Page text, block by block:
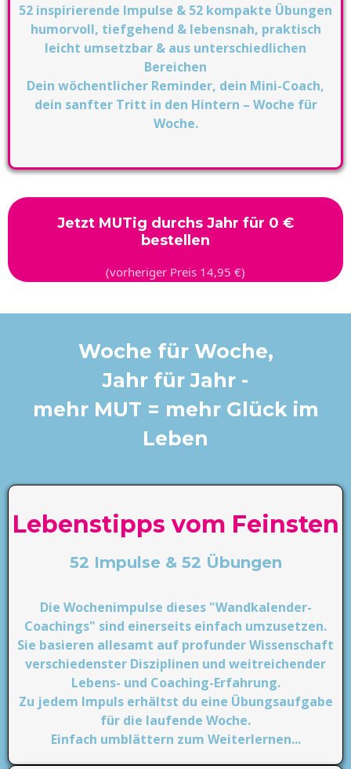
52 inspirierende Impulse & 52 kompakte Übungen
humorvoll, tiefgehend & lebensnah, praktisch
leicht umsetzbar & aus unterschiedlichen
Bereichen
Dein wöchentlicher Reminder, dein Mini-Coach,
dein sanfter Tritt in den Hintern – Woche für
Woche.
Jetzt MUTig durchs Jahr für 0 €
bestellen
(vorheriger Preis 14,95 €)
Woche für Woche,
Jahr für Jahr -
mehr MUT = mehr Glück im
Leben
Lebenstipps vom Feinsten
52 Impulse & 52 Übungen
Die Wochenimpulse dieses "Wandkalender-
Coachings" sind einerseits einfach umzusetzen.
Sie basieren allesamt auf profunder Wissenschaft
verschiedenster Disziplinen und weitreichender
Lebens- und Coaching-Erfahrung.
Zu jedem Impuls erhältst du eine Übungsaufgabe
für die laufende Woche.
Einfach umblättern zum Weiterlernen...